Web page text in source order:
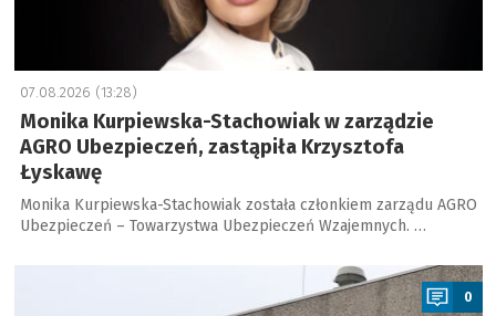
07.08.2026 (13:28)
Monika Kurpiewska-Stachowiak w zarządzie
AGRO Ubezpieczeń, zastąpiła Krzysztofa
Łyskawę
Monika Kurpiewska-Stachowiak została członkiem zarządu AGRO
Ubezpieczeń – Towarzystwa Ubezpieczeń Wzajemnych. …
0